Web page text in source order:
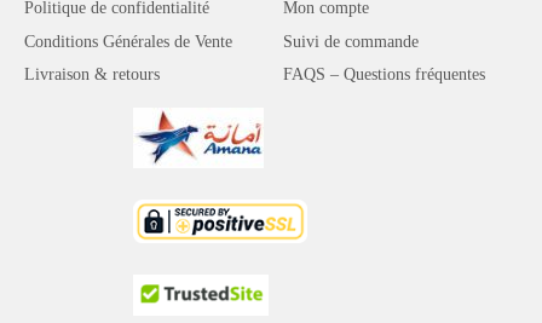
Politique de confidentialité
Conditions Générales de Vente
Livraison & retours
Mon compte
Suivi de commande
FAQS – Questions fréquentes